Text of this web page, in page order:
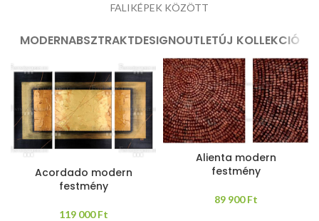
FALIKÉPEK KÖZÖTT
MODERNABSZTRAKTDESIGNOUTLETÚJ KOLLEKCIÓ
Acordado modern
festmény
119 000Ft
Alienta modern
festmény
89 900Ft